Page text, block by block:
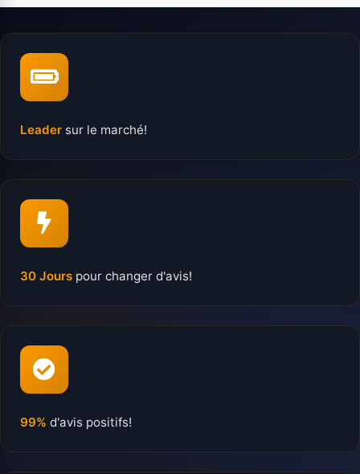
Leader sur le marché!
30 Jours pour changer d'avis!
99% d'avis positifs!